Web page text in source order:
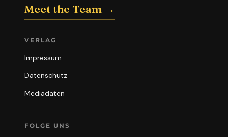
Meet the Team →
VERLAG
Impressum
Datenschutz
Mediadaten
FOLGE UNS